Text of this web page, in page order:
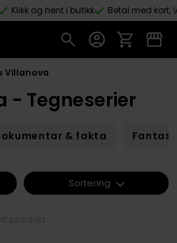
Klikk og hent i butikk Betal med kort,
Villanova
- Tegneserier
& fakta Fantasy
Sortering